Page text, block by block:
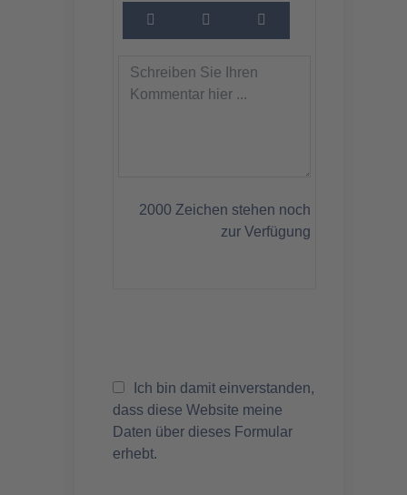
2000 Zeichen stehen noch
zur Verfügung
Ich bin damit einverstanden,
dass diese Website meine
Daten über dieses Formular
erhebt.